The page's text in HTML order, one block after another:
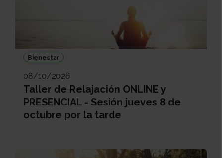
Bienestar
08/10/2026
Taller de Relajación ONLINE y
PRESENCIAL - Sesión jueves 8 de
octubre por la tarde